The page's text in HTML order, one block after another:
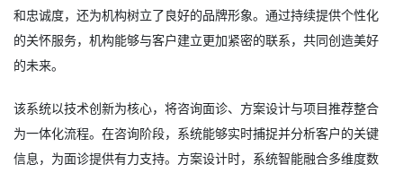
和忠诚度，还为机构树立了良好的品牌形象。通过持续提供个性化
的关怀服务，机构能够与客户建立更加紧密的联系，共同创造美好
的未来。
该系统以技术创新为核心，将咨询面诊、方案设计与项目推荐整合
为一体化流程。在咨询阶段，系统能够实时捕捉并分析客户的关键
信息，为面诊提供有力支持。方案设计时，系统智能融合多维度数